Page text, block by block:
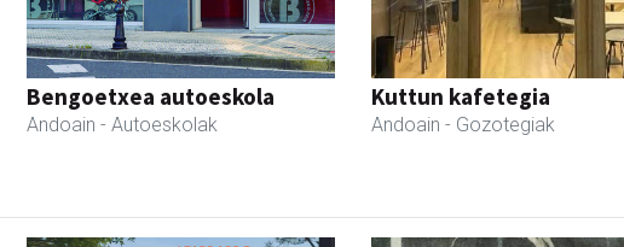
Bengoetxea autoeskola
Andoain - Autoeskolak
Kuttun kafetegia
Andoain - Gozotegiak